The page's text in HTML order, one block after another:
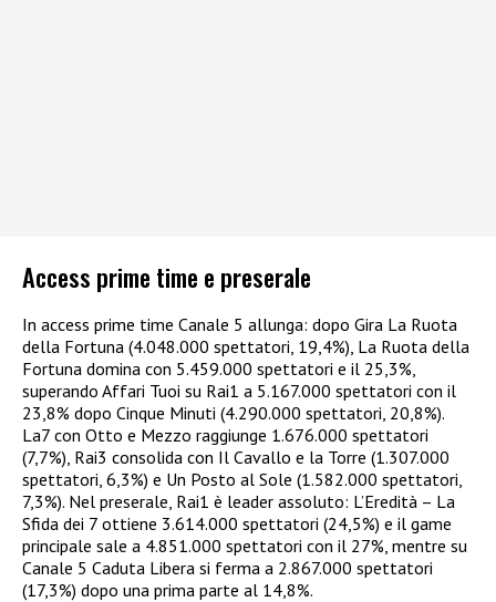
Access prime time e preserale
In access prime time Canale 5 allunga: dopo Gira La Ruota
della Fortuna (4.048.000 spettatori, 19,4%), La Ruota della
Fortuna domina con 5.459.000 spettatori e il 25,3%,
superando Affari Tuoi su Rai1 a 5.167.000 spettatori con il
23,8% dopo Cinque Minuti (4.290.000 spettatori, 20,8%).
La7 con Otto e Mezzo raggiunge 1.676.000 spettatori
(7,7%), Rai3 consolida con Il Cavallo e la Torre (1.307.000
spettatori, 6,3%) e Un Posto al Sole (1.582.000 spettatori,
7,3%). Nel preserale, Rai1 è leader assoluto: L’Eredità – La
Sfida dei 7 ottiene 3.614.000 spettatori (24,5%) e il game
principale sale a 4.851.000 spettatori con il 27%, mentre su
Canale 5 Caduta Libera si ferma a 2.867.000 spettatori
(17,3%) dopo una prima parte al 14,8%.​